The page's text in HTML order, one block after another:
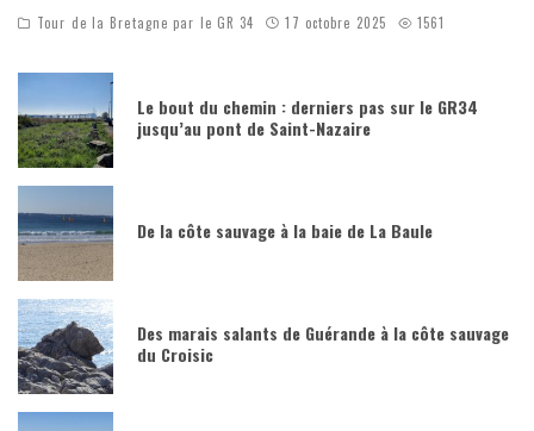
Tour de la Bretagne par le GR 34 17 octobre 2025 1561
Le bout du chemin : derniers pas sur le GR34
jusqu’au pont de Saint-Nazaire
De la côte sauvage à la baie de La Baule
Des marais salants de Guérande à la côte sauvage
du Croisic